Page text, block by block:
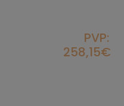
PVP:
258,15€